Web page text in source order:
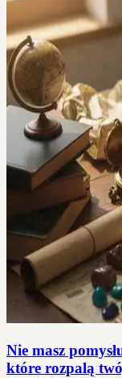
Nie masz
które rozpalą